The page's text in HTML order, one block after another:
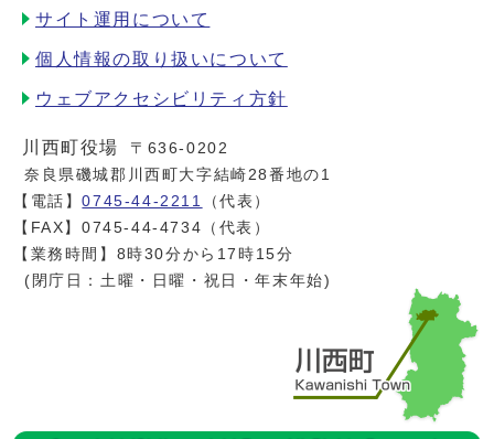
サイト運用について
個人情報の取り扱いについて
ウェブアクセシビリティ方針
川西町役場
〒636-0202
奈良県磯城郡川西町大字結崎28番地の1
【電話】0745-44-2211
（代表）
【FAX】0745-44-4734（代表）
【業務時間】8時30分から17時15分
(閉庁日：土曜・日曜・祝日・年末年始)